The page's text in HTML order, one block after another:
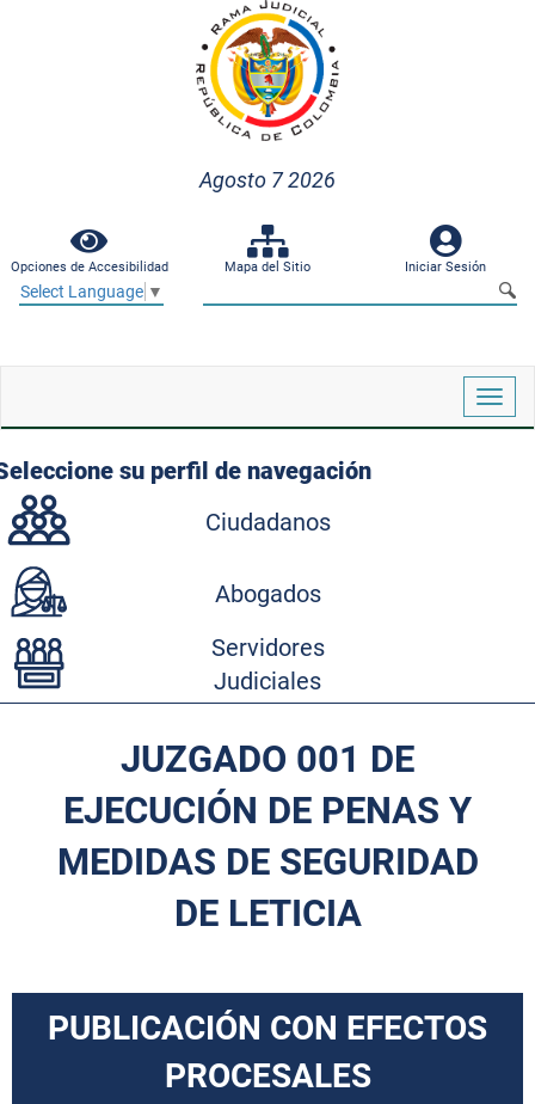
Agosto 7 2026
Opciones de Accesibilidad Mapa del Sitio Iniciar Sesión
Select Language ▼
su perfil de navegación
Ciudadanos
Abogados
Servidores
Judiciales
JUZGADO 001 DE
EJECUCIÓN DE PENAS Y
MEDIDAS DE SEGURIDAD
DE LETICIA
PUBLICACIÓN CON EFECTOS
PROCESALES